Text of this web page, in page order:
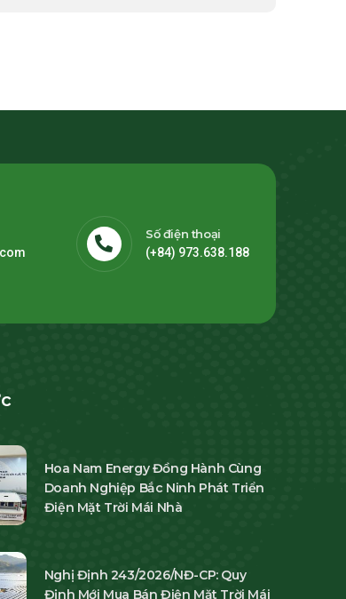
Số điện thoại
(+84) 973.638.188
Hoa Nam Energy Đồng Hành Cùng
Doanh Nghiệp Bắc Ninh Phát Triển
Điện Mặt Trời Mái Nhà
Nghị Định 243/2026/NĐ-CP: Quy
Định Mới Mua Bán Điện Mặt Trời Mái